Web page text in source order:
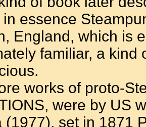
essence
England, which is
familiar, a kind
works of proto-
were by US
(1977), set in 1871